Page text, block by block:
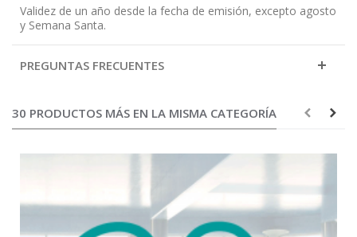
Validez de un año desde la fecha de emisión, excepto agosto
y Semana Santa.
PREGUNTAS FRECUENTES
30 PRODUCTOS MÁS EN LA MISMA CATEGORÍA